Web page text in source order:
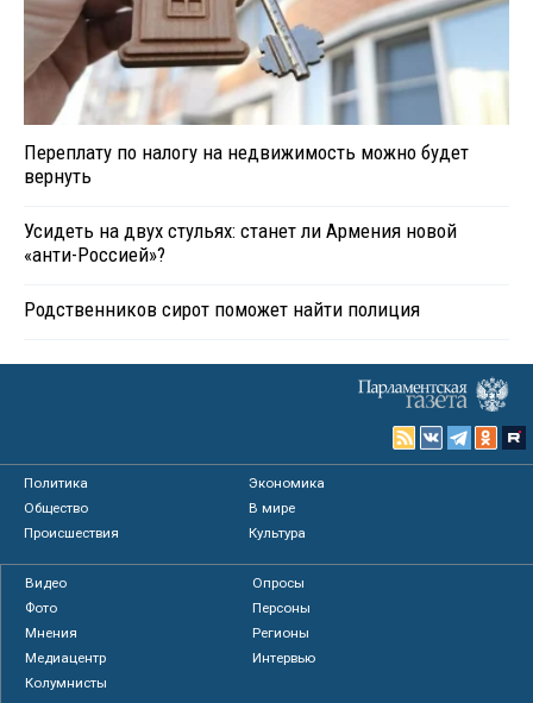
Переплату по налогу на недвижимость можно будет
вернуть
Усидеть на двух стульях: станет ли Армения новой
«анти-Россией»?
Родственников сирот поможет найти полиция
Политика
Экономика
Общество
В мире
Происшествия
Культура
Видео
Опросы
Фото
Персоны
Мнения
Регионы
Медиацентр
Интервью
Колумнисты